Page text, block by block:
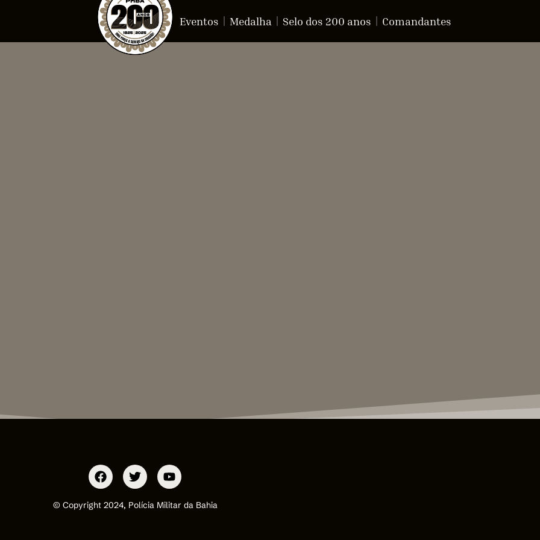
Eventos Medalha Selo dos 200 anos Comandantes
© Copyright 2024, Polícia Militar da Bahia